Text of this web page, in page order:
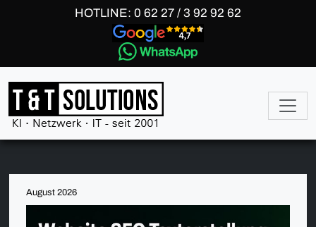
HOTLINE: 0 62 27 / 3 92 92 62
August 2026